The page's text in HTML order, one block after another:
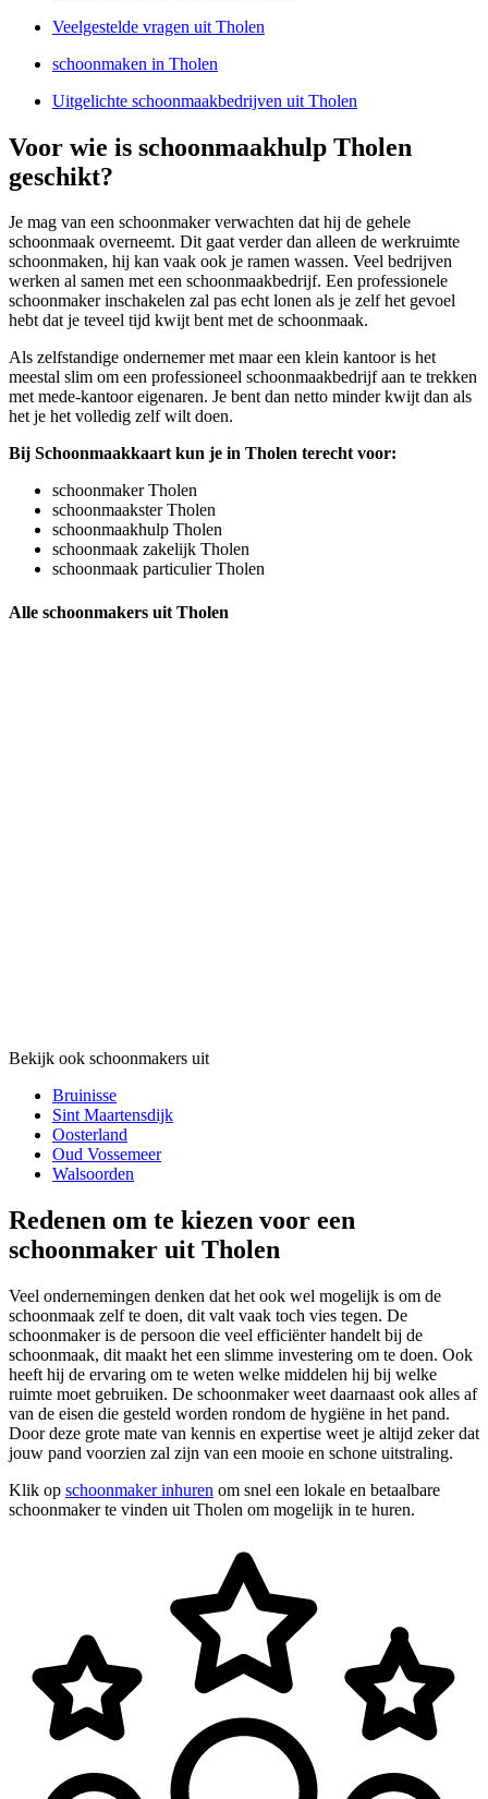
Veelgestelde vragen uit Tholen
schoonmaken in Tholen
Uitgelichte schoonmaakbedrijven uit Tholen
Voor wie is schoonmaakhulp Tholen
geschikt?
Je mag van een schoonmaker verwachten dat hij de gehele
schoonmaak overneemt. Dit gaat verder dan alleen de werkruimte
schoonmaken, hij kan vaak ook je ramen wassen. Veel bedrijven
werken al samen met een schoonmaakbedrijf. Een professionele
schoonmaker inschakelen zal pas echt lonen als je zelf het gevoel
hebt dat je teveel tijd kwijt bent met de schoonmaak.
Als zelfstandige ondernemer met maar een klein kantoor is het
meestal slim om een professioneel schoonmaakbedrijf aan te trekken
met mede-kantoor eigenaren. Je bent dan netto minder kwijt dan als
het je het volledig zelf wilt doen.
Bij Schoonmaakkaart kun je in Tholen terecht voor:
schoonmaker Tholen
schoonmaakster Tholen
schoonmaakhulp Tholen
schoonmaak zakelijk Tholen
schoonmaak particulier Tholen
Alle schoonmakers uit Tholen
Bekijk ook schoonmakers uit
Bruinisse
Sint Maartensdijk
Oosterland
Oud Vossemeer
Walsoorden
Redenen om te kiezen voor een
schoonmaker uit Tholen
Veel ondernemingen denken dat het ook wel mogelijk is om de
schoonmaak zelf te doen, dit valt vaak toch vies tegen. De
schoonmaker is de persoon die veel efficiënter handelt bij de
schoonmaak, dit maakt het een slimme investering om te doen. Ook
heeft hij de ervaring om te weten welke middelen hij bij welke
ruimte moet gebruiken. De schoonmaker weet daarnaast ook alles af
van de eisen die gesteld worden rondom de hygiëne in het pand.
Door deze grote mate van kennis en expertise weet je altijd zeker dat
jouw pand voorzien zal zijn van een mooie en schone uitstraling.
Klik op schoonmaker inhuren om snel een lokale en betaalbare
schoonmaker te vinden uit Tholen om mogelijk in te huren.